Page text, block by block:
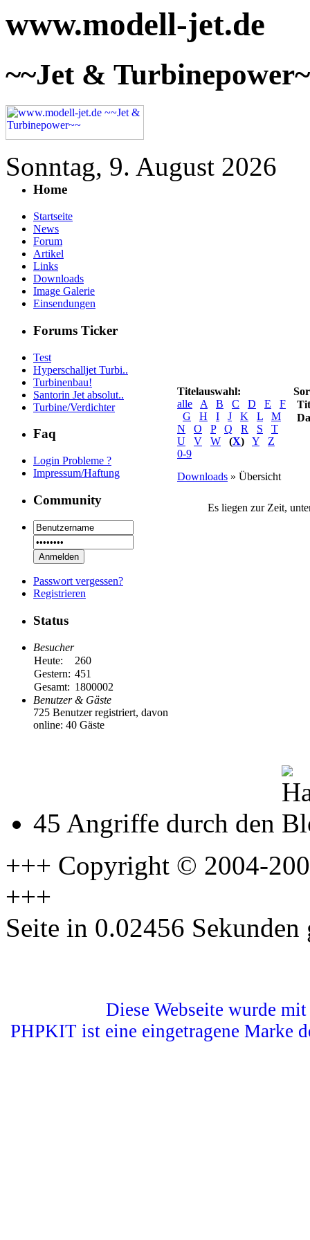
www.modell-jet.de
~~Jet &
Sonntag, 9. August 2026
Home
Startseite
News
Forum
Artikel
Links
Downloads
Image Galerie
Einsendungen
Forums Ticker
Test
Hyperschalljet Turbi..
Turbinenbau!
Santorin Jet absolut..
Turbine/Verdichter
Faq
Login Probleme ?
Impressum/Haftung
Community
Passwort vergessen?
Registrieren
Status
Besucher
Heute:
260
Gestern: 451
Gesamt: 1800002
Benutzer & Gäste
725 Benutzer registriert, davon
online: 40 Gäste
Titelauswahl:
alle
A B C D E
F
G
H I J K L
M
N
O P Q R S
T
U
V W (X) Y
Z
0-9
Downloads » Übersicht
Es liegen zur Zeit,
45 Angriffe durch den
+++ Copyright © 2004-
+++
Seite in 0.02456 Sekunden
Diese Webseite wurde
PHPKIT ist eine eingetragene Marke